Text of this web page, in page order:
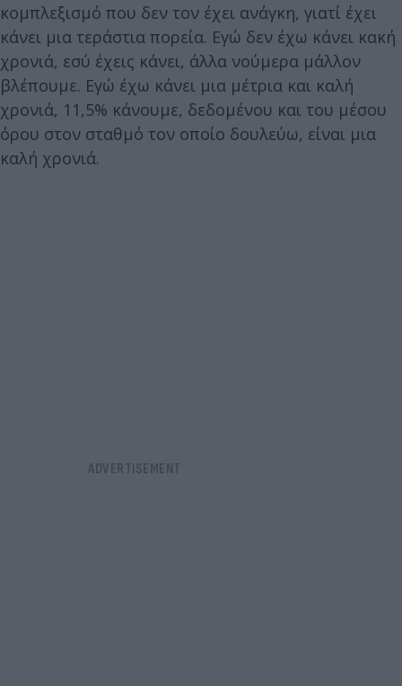
κομπλεξισμό που δεν τον έχει ανάγκη, γιατί έχει
κάνει μια τεράστια πορεία. Εγώ δεν έχω κάνει κακή
χρονιά, εσύ έχεις κάνει, άλλα νούμερα μάλλον
βλέπουμε. Εγώ έχω κάνει μια μέτρια και καλή
χρονιά, 11,5% κάνουμε, δεδομένου και του μέσου
όρου στον σταθμό τον οποίο δουλεύω, είναι μια
καλή χρονιά.